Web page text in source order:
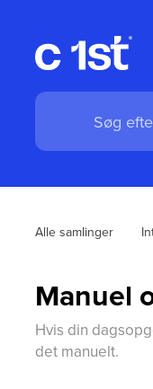
Alle samlinger
Manuel
Hvis din
det manuelt.